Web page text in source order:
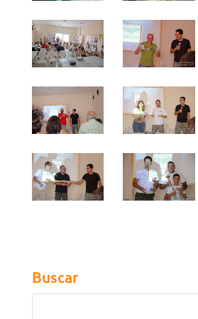
Buscar